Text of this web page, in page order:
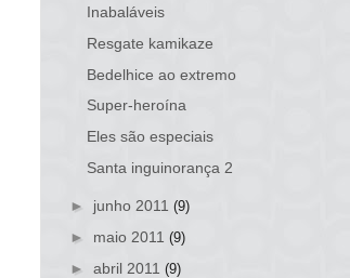
Inabaláveis
Resgate kamikaze
Bedelhice ao extremo
Super-heroína
Eles são especiais
Santa inguinorança 2
► junho 2011 (9)
► maio 2011 (9)
► abril 2011 (9)